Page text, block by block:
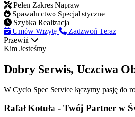
Pełen Zakres Napraw
Spawalnictwo Specjalistyczne
Szybka Realizacja
Umów Wizytę
Zadzwoń Teraz
Przewiń
Kim Jesteśmy
Dobry Serwis, Uczciwa
W Cyclo Spec Service łączymy pasję do
Rafał Kotuła - Twój Partner w